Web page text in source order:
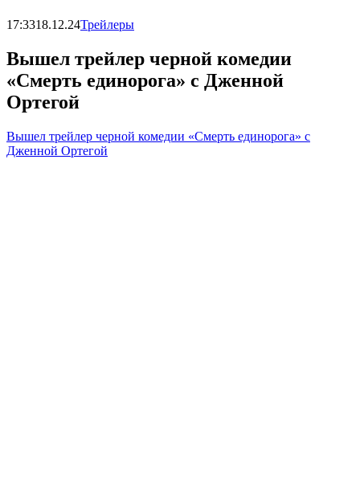
17:3318.12.24Трейлеры
Вышел трейлер черной комедии
«Смерть единорога» с Дженной
Ортегой
Вышел трейлер черной комедии «Смерть единорога» с
Дженной Ортегой